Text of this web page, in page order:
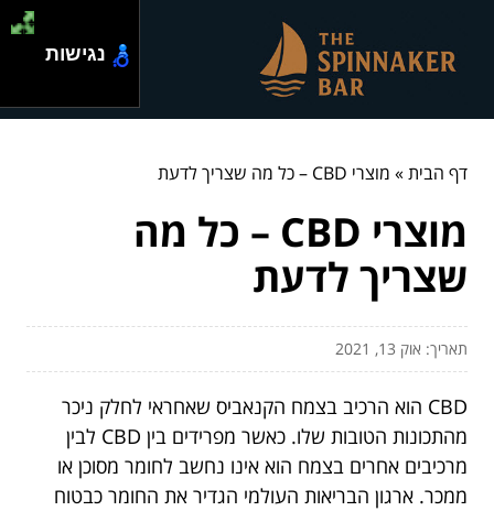
דף הבית» מוצרי CBD – כל מה שצריך לדעת
מוצרי CBD – כל מה
שצריך לדעת
תאריך: אוק 13, 2021
CBD הוא הרכיב בצמח הקנאביס שאחראי לחלק ניכר
מהתכונות הטובות שלו. כאשר מפרידים בין CBD לבין
מרכיבים אחרים בצמח הוא אינו נחשב לחומר מסוכן או
ממכר. ארגון הבריאות העולמי הגדיר את החומר כבטוח
נגישות